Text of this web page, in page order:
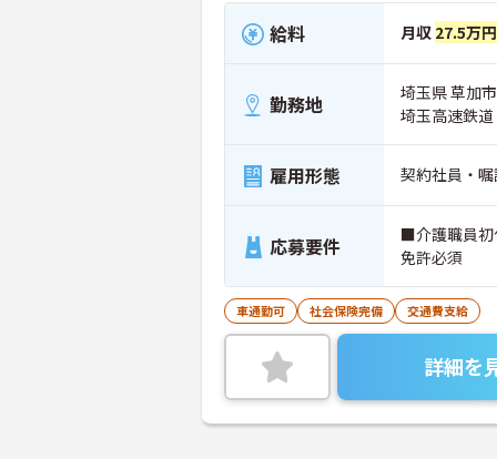
給料 月収 27.5万円
勤務地
埼玉県 草加
埼玉高速鉄
雇用形態 契約社員・
応募要件
■介護職員初
免許必須
車通勤可 社会保険完備 交通費支給
詳細を